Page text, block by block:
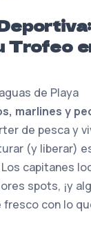
Trofeo
de Playa
marlines y
de pesca y
(y liberar)
capitanes
spots, ¡y
fresco con lo